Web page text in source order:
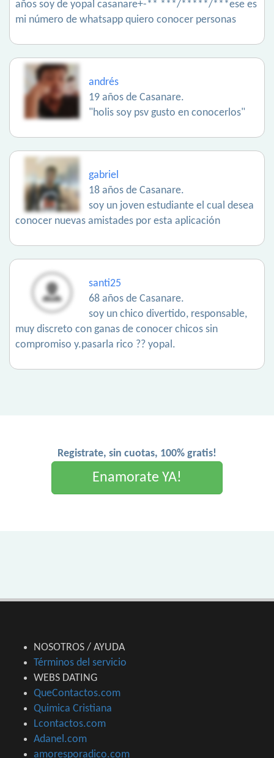
años soy de yopal casanare+-** ***/*****/***ese es
mi número de whatsapp quiero conocer personas
andrés
19 años de Casanare.
"holis soy psv gusto en conocerlos"
gabriel
18 años de Casanare.
soy un joven estudiante el cual desea
conocer nuevas amistades por esta aplicación
santi25
68 años de Casanare.
soy un chico divertido, responsable,
muy discreto con ganas de conocer chicos sin
compromiso y.pasarla rico ?? yopal.
Registrate, sin cuotas, 100% gratis!
Enamorate YA!
NOSOTROS / AYUDA
Términos del servicio
WEBS DATING
QueContactos.com
Quimica Cristiana
Lcontactos.com
Adanel.com
amoresporadico.com